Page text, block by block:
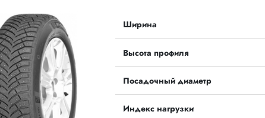
Ширина
Высота профиля
Посадочный диаметр
Индекс нагрузки